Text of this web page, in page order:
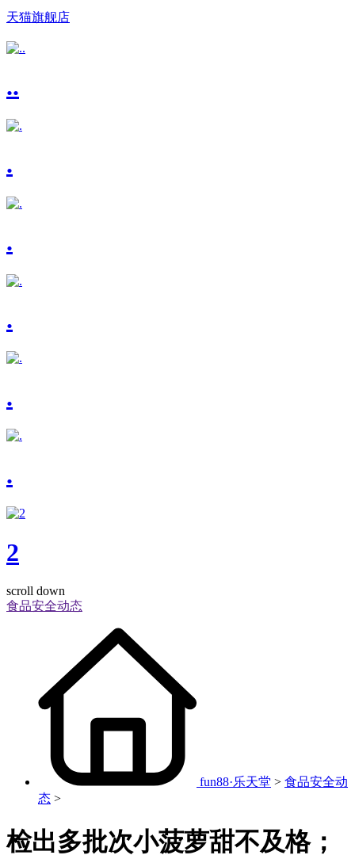
天猫旗舰店
..
.
.
.
.
.
2
scroll down
食品安全动态
fun88·乐天堂 > 食品安全动
态 >
检出多批次小菠萝甜不及格；